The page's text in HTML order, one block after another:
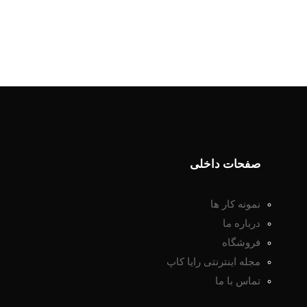
صفحات داخلی
نمونه کار ها
درباره ما
فروشگاه
مجله اینترنتی رایا کاپ
تماس با ما